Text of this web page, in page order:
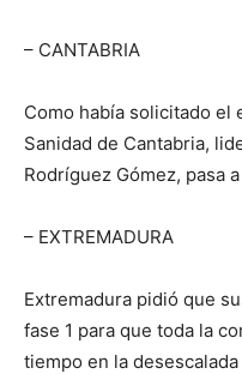
– CANTABRIA
Como había solicitado el
Sanidad de Cantabria,
Rodríguez Gómez, pasa a
– EXTREMADURA
Extremadura pidió que
fase 1 para que toda la
tiempo en la